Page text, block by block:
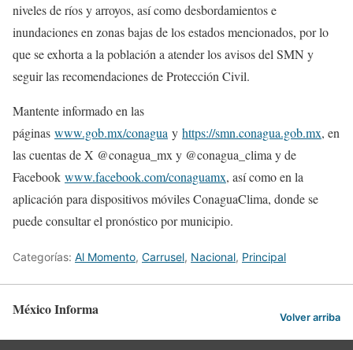
niveles de ríos y arroyos, así como desbordamientos e
inundaciones en zonas bajas de los estados mencionados, por lo
que se exhorta a la población a atender los avisos del SMN y
seguir las recomendaciones de Protección Civil.
Mantente informado en las
páginas www.gob.mx/conagua y https://smn.conagua.gob.mx, en
las cuentas de X @conagua_mx y @conagua_clima y de
Facebook www.facebook.com/conaguamx, así como en la
aplicación para dispositivos móviles ConaguaClima, donde se
puede consultar el pronóstico por municipio.
Categorías: Al Momento, Carrusel, Nacional, Principal
México Informa Volver arriba